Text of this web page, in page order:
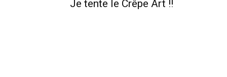
Je tente le Crêpe Art !!